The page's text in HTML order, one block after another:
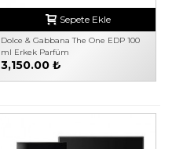
Sepete Ekle
Dolce & Gabbana The One EDP 100
ml Erkek Parfüm
3,150.00 ₺